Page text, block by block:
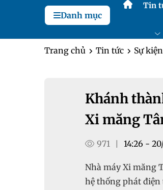
Danh mục
Tin
Trang chủ Tin tức Sự kiện
Khánh
Xi măng
971 14:26 -
Nhà máy Xi măng
hệ thống phát điện